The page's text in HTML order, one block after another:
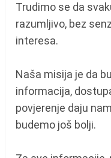
Trudimo se da
razumljivo, bez
interesa.
Naša misija je da
informacija,
povjerenje daju
budemo još bolji.